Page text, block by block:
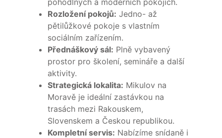
pohodlných a moderních pokojích.
Rozložení pokojů: Jedno- až
pětilůžkové pokoje s vlastním
sociálním zařízením.
Přednáškový sál: Plně vybavený
prostor pro školení, semináře a další
aktivity.
Strategická lokalita: Mikulov na
Moravě je ideální zastávkou na
trasách mezi Rakouskem,
Slovenskem a Českou republikou.
Kompletní servis: Nabízíme snídaně i